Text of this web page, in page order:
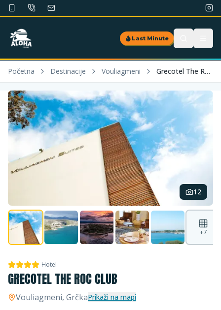
Last Minute
Početna Destinacije Vouliagmeni Grecotel The Roc Club
12
+7
Hotel
GRECOTEL THE ROC CLUB
Vouliagmeni, GrčkaPrikaži na mapi